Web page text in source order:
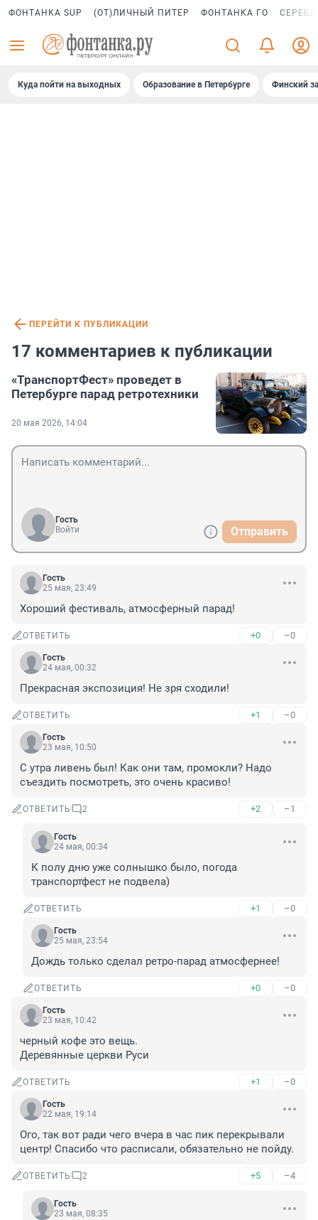
ФОНТАНКА SUP (ОТ)ЛИЧНЫЙ ПИТЕР ФОНТАНКА ГО
Куда пойти на выходных Образование в Петербурге Финский
ПЕРЕЙТИ К ПУБЛИКАЦИИ
17 комментариев к публикации
«ТранспортФест» проведет в
Петербурге парад ретротехники
20 мая 2026, 14:04
Гость
Войти
Отправить
Гость
25 мая, 23:49
Хороший фестиваль, атмосферный парад!
ОТВЕТИТЬ +0 –0
Гость
24 мая, 00:32
Прекрасная экспозиция! Не зря сходили!
ОТВЕТИТЬ +1 –0
Гость
23 мая, 10:50
С утра ливень был! Как они там, промокли? Надо
съездить посмотреть, это очень красиво!
ОТВЕТИТЬ 2 +2 –1
Гость
24 мая, 00:34
К полу дню уже солнышко было, погода
транспортфест не подвела)
ОТВЕТИТЬ +1 –0
Гость
25 мая, 23:54
Дождь только сделал ретро-парад атмосфернее!
ОТВЕТИТЬ +0 –0
Гость
23 мая, 10:42
черный кофе это вещь.
Деревянные церкви Руси
ОТВЕТИТЬ +1 –0
Гость
22 мая, 19:14
Ого, так вот ради чего вчера в час пик перекрывали
центр! Спасибо что расписали, обязательно не пойду.
ОТВЕТИТЬ 2 +5 –4
Гость
23 мая, 08:35